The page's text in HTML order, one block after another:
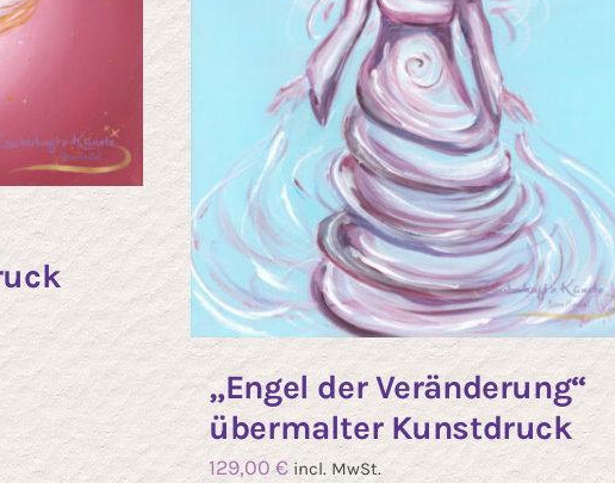
Produktseite
gewählt
werden
„Engel der Veränderung“
übermalter Kunstdruck
129,00€ incl. MwSt.